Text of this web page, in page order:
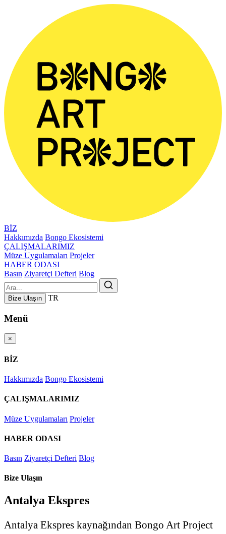
BİZ
Hakkımızda Bongo Ekosistemi
ÇALIŞMALARIMIZ
Müze Uygulamaları Projeler
HABER ODASI
Basın Ziyaretçi Defteri Blog
Bize Ulaşın TR
Menü
×
BİZ
Hakkımızda Bongo Ekosistemi
ÇALIŞMALARIMIZ
Müze Uygulamaları Projeler
HABER ODASI
Basın Ziyaretçi Defteri Blog
Bize Ulaşın
Antalya Ekspres
Antalya Ekspres kaynağından Bongo Art Project